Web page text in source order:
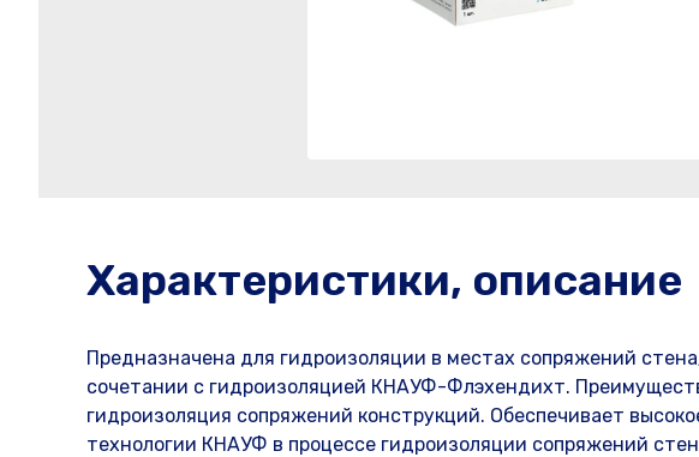
Характеристики, описание
Предназначена для гидроизоляции в местах сопряжений
сочетании с гидроизоляцией КНАУФ-Флэхендихт.
гидроизоляция сопряжений конструкций. Обеспечивает
технологии КНАУФ в процессе гидроизоляции сопряжений